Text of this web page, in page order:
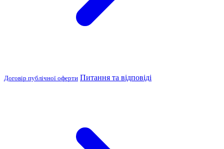
Договір публічної оферти Питання та відповіді